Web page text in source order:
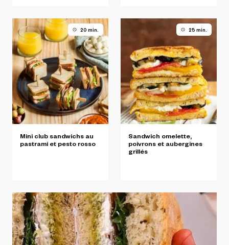
20 min.
Mini club sandwichs au
pastrami et pesto rosso
25 min.
Sandwich omelette,
poivrons et aubergines
grillés